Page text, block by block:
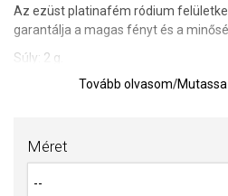
Az ezüst platinafém ródium
garantálja a magas fényt és a
Súly: 2 g.
Gyűrűméret meghatározására
Felületkezelésünk, drágaköveink és
Tovább olvasom/
Méret